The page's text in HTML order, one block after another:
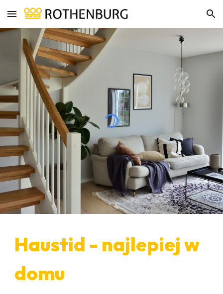
Skip to main content Skip to navigation
Haustid - najlepiej w
domu